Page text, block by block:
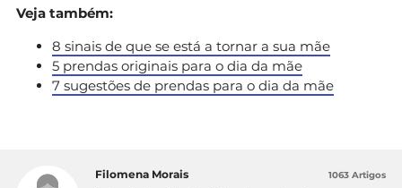
Veja também:
8 sinais de que se está a tornar a sua mãe
5 prendas originais para o dia da mãe
7 sugestões de prendas para o dia da mãe
Filomena Morais 1063 Artigos